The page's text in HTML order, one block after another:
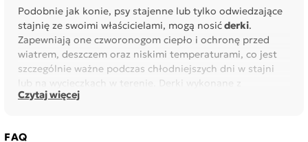
Podobnie jak konie, psy stajenne lub tylko odwiedzające
stajnię ze swoimi właścicielami, mogą nosićderki.
Zapewniają one czworonogom ciepło i ochronę przed
wiatrem, deszczem oraz niskimi temperaturami, co jest
szczególnie ważne podczas chłodniejszych dni w stajni
lub na wycieczkach w terenie. Derki wykonane z
wytrzymałych, odpornych na wodę materiałów oraz z
Czytaj więcej
FAQ